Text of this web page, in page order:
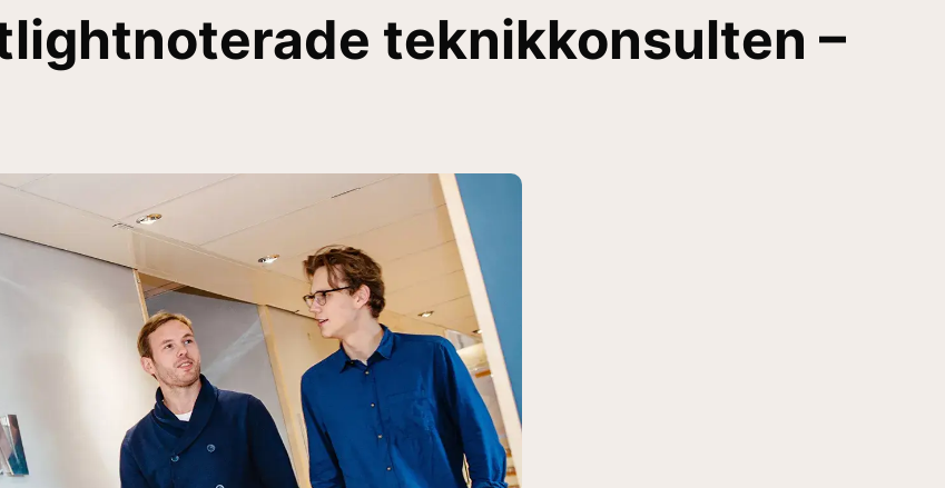
teknikkonsulten –